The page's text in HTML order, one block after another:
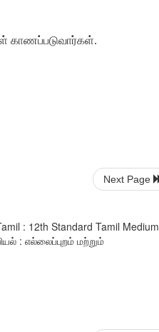
காணப்படுவார்கள்.
Next Page
: 12th Standard Tamil Medium
: எல்லைப்புறம் மற்றும்